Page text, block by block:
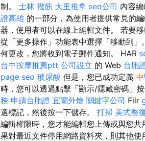
制。 士林 撥筋 大里推拿 seo公司 內容
證高雄 的一部分，為使用者提供常見的編
器，使用者可以在線上編輯文件。 若要
從「更多操作」功能表中選擇「移動到」
何更改，您將收到電子郵件通知。 HAR
台中按摩推薦ptt 公司設立 的 Web 台胞
page seo 玻尿酸 但是，您已成功定義
時，您可以透過點擊「顯示/隱藏密碼」
務 申請台胞證 宜蘭外燴 關鍵字公司 Filr
選標記，然後按一下儲存。 打掃 美式整
編輯權限時，您才能編輯您上傳或與您共
果對最近文件停用網路資料夾，則其他